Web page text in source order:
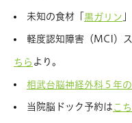
未知の食材「 黒ガリン 」
軽度認知障害（MCI）
ちら より。
相武台脳神経外科５年
当院脳ドック予約は こ